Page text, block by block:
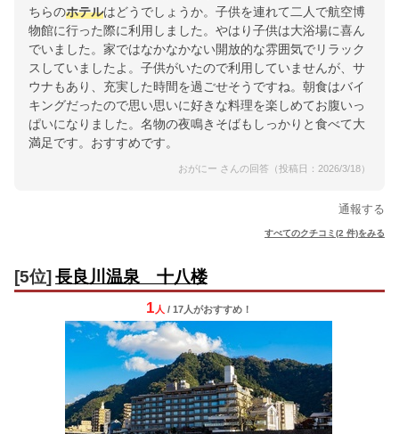
ちらのホテルはどうでしょうか。子供を連れて二人で航空博
物館に行った際に利用しました。やはり子供は大浴場に喜ん
でいました。家ではなかなかない開放的な雰囲気でリラック
スしていましたよ。子供がいたので利用していませんが、サ
ウナもあり、充実した時間を過ごせそうですね。朝食はバイ
キングだったので思い思いに好きな料理を楽しめてお腹いっ
ぱいになりました。名物の夜鳴きそばもしっかりと食べて大
満足です。おすすめです。
おがにー さんの回答（投稿日：2026/3/18）
通報する
すべてのクチコミ(2 件)をみる
[5位] 長良川温泉 十八楼
1 人 / 17人がおすすめ！